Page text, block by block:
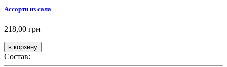
Ассорти из сала
218,00 грн
Состав: